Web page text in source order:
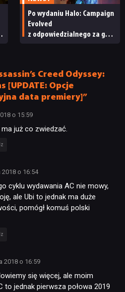
Po wydaniu Halo: Campaign
Evolved
z odpowiedzialnego za grę
Creed Odyssey:
[UPDATE: Opcje
data premiery]”
o 15:59
już co zwiedzać.
2018 o 16:54
cyklu wydawania AC nie mowy,
ale Ubi to jednak ma duże
pomógł komuś polski
2018 o 16:59
się więcej, ale moim
to jednak pierwsza połowa 2019